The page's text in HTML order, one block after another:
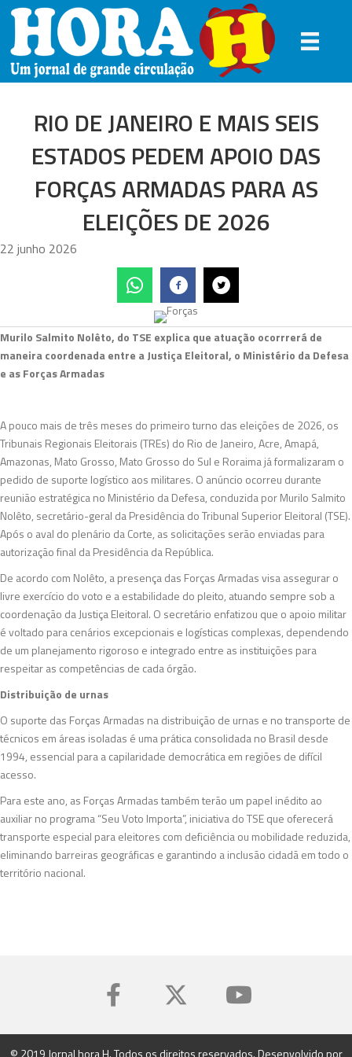
RIO DE JANEIRO E MAIS SEIS
ESTADOS PEDEM APOIO DAS
FORÇAS ARMADAS PARA AS
ELEIÇÕES DE 2026
22 junho 2026
Murilo Salmito Nolêto, do TSE explica que atuação ocorrrerá de
maneira coordenada entre a Justiça Eleitoral, o Ministério da Defesa
e as Forças Armadas
A pouco mais de três meses do primeiro turno das eleições de 2026, os
Tribunais Regionais Eleitorais (TREs) do Rio de Janeiro, Acre, Amapá,
Amazonas, Mato Grosso, Mato Grosso do Sul e Roraima já formalizaram o
pedido de suporte logístico aos militares. O anúncio ocorreu durante
reunião estratégica no Ministério da Defesa, conduzida por Murilo Salmito
Nolêto, secretário-geral da Presidência do Tribunal Superior Eleitoral (TSE).
Após o aval do plenário da Corte, as solicitações serão enviadas para
autorização final da Presidência da República.
De acordo com Nolêto, a presença das Forças Armadas visa assegurar o
livre exercício do voto e a estabilidade do pleito, atuando sempre sob a
coordenação da Justiça Eleitoral. O secretário enfatizou que o apoio militar
é voltado para cenários excepcionais e logísticas complexas, dependendo
de um planejamento rigoroso e integrado entre as instituições para
respeitar as competências de cada órgão.
Distribuição de urnas
O suporte das Forças Armadas na distribuição de urnas e no transporte de
técnicos em áreas isoladas é uma prática consolidada no Brasil desde
1994, essencial para a capilaridade democrática em regiões de difícil
acesso.
Para este ano, as Forças Armadas também terão um papel inédito ao
auxiliar no programa “Seu Voto Importa”, iniciativa do TSE que oferecerá
transporte especial para eleitores com deficiência ou mobilidade reduzida,
eliminando barreiras geográficas e garantindo a inclusão cidadã em todo o
território nacional.
© 2019 Jornal hora H. Todos os direitos reservados. Desenvolvido por